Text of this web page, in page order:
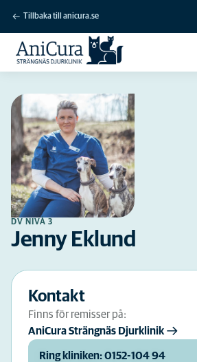
Tillbaka till anicura.se
DV NIVÅ 3
Jenny Eklund
Kontakt
Finns för remisser på:
AniCura Strängnäs Djurklinik
Ring kliniken: 0152-104 94